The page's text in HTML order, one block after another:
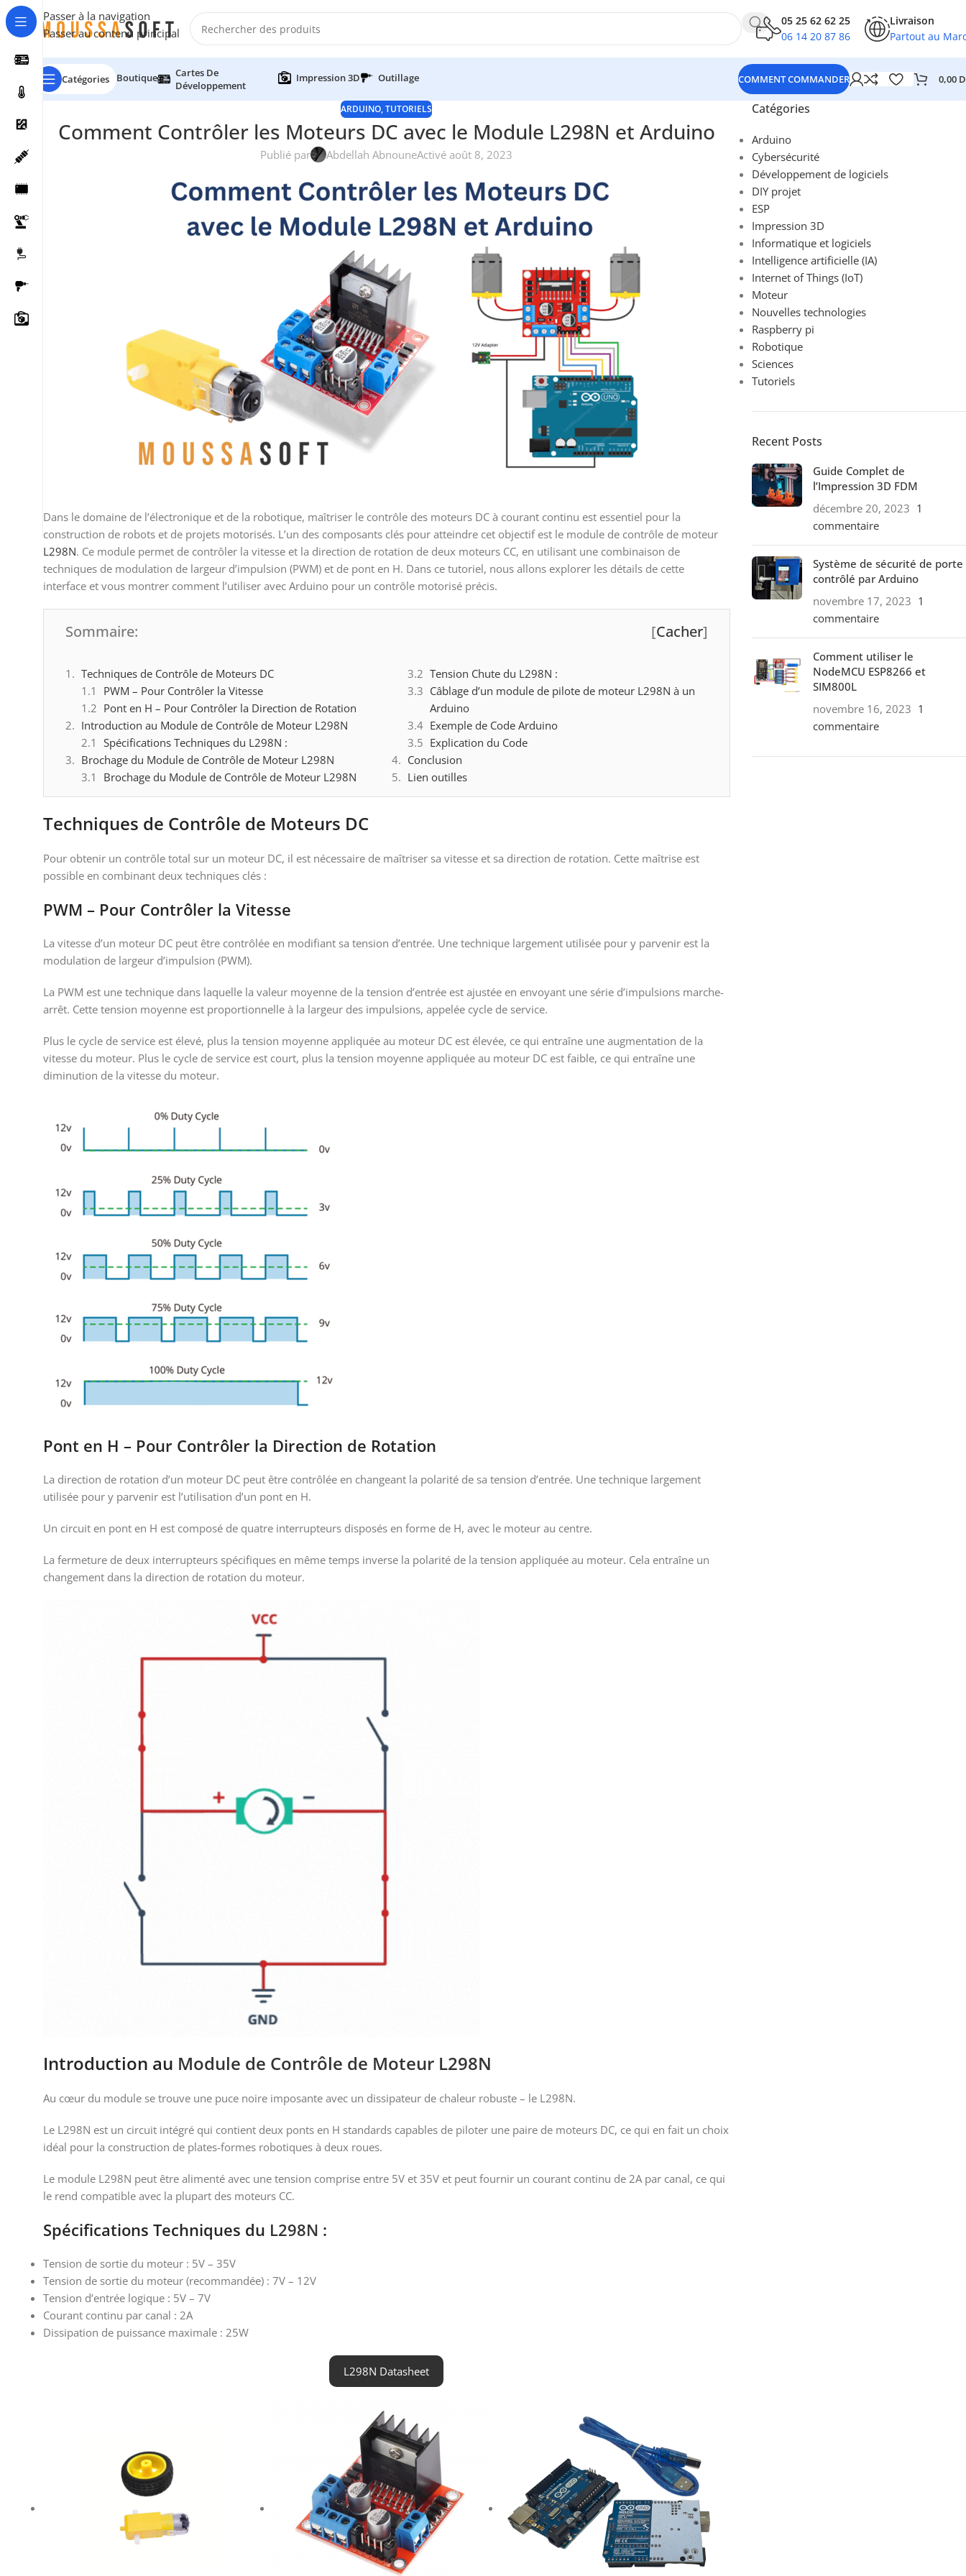
Passer à la navigation
Passer au contenu principal
contact@moussasoft.com
moussasoft
05 25 62 62 25
06 14 20 87 86
Livraison
Partout au
Catégories Boutique
Cartes De
Développement
Impression 3D Outillage COMMENT COMMANDER 0,00
ARDUINO,TUTORIELS
Comment Contrôler les Moteurs DC avec le Module L298N et Arduino
Publié par Abdellah AbnouneActivé août 8, 2023
Dans le domaine de l’électronique et de la robotique, maîtriser le contrôle des moteurs DC à courant continu est essentiel pour la
construction de robots et de projets motorisés. L’un des composants clés pour atteindre cet objectif est le module de contrôle de moteur
L298N. Ce module permet de contrôler la vitesse et la direction de rotation de deux moteurs CC, en utilisant une combinaison de
techniques de modulation de largeur d’impulsion (PWM) et de pont en H. Dans ce tutoriel, nous allons explorer les détails de cette
interface et vous montrer comment l’utiliser avec Arduino pour un contrôle motorisé précis.
Sommaire: [Cacher]
Techniques de Contrôle de Moteurs DC
PWM – Pour Contrôler la Vitesse
Pont en H – Pour Contrôler la Direction de Rotation
Introduction au Module de Contrôle de Moteur L298N
Spécifications Techniques du L298N :
Brochage du Module de Contrôle de Moteur L298N
Brochage du Module de Contrôle de Moteur L298N
Tension Chute du L298N :
Câblage d’un module de pilote de moteur L298N à un
Arduino
Exemple de Code Arduino
Explication du Code
Conclusion
Lien outilles
Techniques de Contrôle de Moteurs DC
Pour obtenir un contrôle total sur un moteur DC, il est nécessaire de maîtriser sa vitesse et sa direction de rotation. Cette maîtrise est
possible en combinant deux techniques clés :
PWM – Pour Contrôler la Vitesse
La vitesse d’un moteur DC peut être contrôlée en modifiant sa tension d’entrée. Une technique largement utilisée pour y parvenir est la
modulation de largeur d’impulsion (PWM).
La PWM est une technique dans laquelle la valeur moyenne de la tension d’entrée est ajustée en envoyant une série d’impulsions marche-
arrêt. Cette tension moyenne est proportionnelle à la largeur des impulsions, appelée cycle de service.
Plus le cycle de service est élevé, plus la tension moyenne appliquée au moteur DC est élevée, ce qui entraîne une augmentation de la
vitesse du moteur. Plus le cycle de service est court, plus la tension moyenne appliquée au moteur DC est faible, ce qui entraîne une
diminution de la vitesse du moteur.
Pont en H – Pour Contrôler la Direction de Rotation
La direction de rotation d’un moteur DC peut être contrôlée en changeant la polarité de sa tension d’entrée. Une technique largement
utilisée pour y parvenir est l’utilisation d’un pont en H.
Un circuit en pont en H est composé de quatre interrupteurs disposés en forme de H, avec le moteur au centre.
La fermeture de deux interrupteurs spécifiques en même temps inverse la polarité de la tension appliquée au moteur. Cela entraîne un
changement dans la direction de rotation du moteur.
Introduction au Module de Contrôle de Moteur L298N
Au cœur du module se trouve une puce noire imposante avec un dissipateur de chaleur robuste – le L298N.
Le L298N est un circuit intégré qui contient deux ponts en H standards capables de piloter une paire de moteurs DC, ce qui en fait un choix
idéal pour la construction de plates-formes robotiques à deux roues.
Le module L298N peut être alimenté avec une tension comprise entre 5V et 35V et peut fournir un courant continu de 2A par canal, ce qui
le rend compatible avec la plupart des moteurs CC.
Spécifications Techniques du L298N :
Tension de sortie du moteur : 5V – 35V
Tension de sortie du moteur (recommandée) : 7V – 12V
Tension d’entrée logique : 5V – 7V
Courant continu par canal : 2A
Dissipation de puissance maximale : 25W
L298N Datasheet
Catégories
Arduino
Cybersécurité
Développement de logiciels
DIY projet
ESP
Impression 3D
Informatique et logiciels
Intelligence artificielle (IA)
Internet of Things (IoT)
Moteur
Nouvelles technologies
Raspberry pi
Robotique
Sciences
Tutoriels
Recent Posts
Guide Complet de
l’Impression 3D FDM
décembre 20, 2023 1
commentaire
Système de sécurité de porte
contrôlé par Arduino
novembre 17, 2023 1
commentaire
Comment utiliser le
NodeMCU ESP8266 et
SIM800L
novembre 16, 2023 1
commentaire